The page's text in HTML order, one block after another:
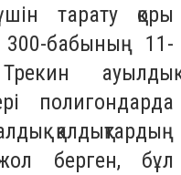
тарату қоры
300-бабының 11-
ауылдық
полигондарда
қалдықтардың
берген, бұл